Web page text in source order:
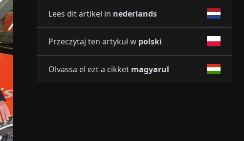
Lees dit artikel in nederlands
Przeczytaj ten artykuł w polski
Olvassa el ezt a cikket magyarul